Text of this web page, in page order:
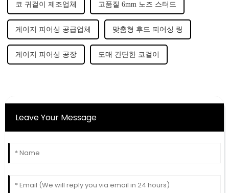
코 귀걸이 제조업체 고품질 6mm 노즈 스터드
게이지 피어싱 공급업체 맞춤형 후드 피어싱 링
게이지 피어싱 공장 도매 간단한 코걸이
Leave Your Message